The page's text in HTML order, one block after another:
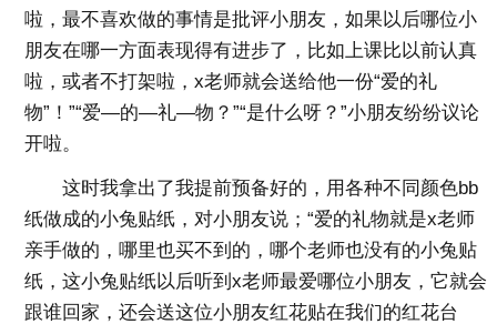
啦，最不喜欢做的事情是批评小朋友，如果以后哪位小
朋友在哪一方面表现得有进步了，比如上课比以前认真
啦，或者不打架啦，x老师就会送给他一份“爱的礼
物”！”“爱—的—礼—物？”“是什么呀？”小朋友纷纷议论
开啦。
这时我拿出了我提前预备好的，用各种不同颜色bb
纸做成的小兔贴纸，对小朋友说；“爱的礼物就是x老师
亲手做的，哪里也买不到的，哪个老师也没有的小兔贴
纸，这小兔贴纸以后听到x老师最爱哪位小朋友，它就会
跟谁回家，还会送这位小朋友红花贴在我们的红花台